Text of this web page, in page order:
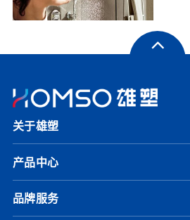
关于雄塑
产品中心
品牌服务